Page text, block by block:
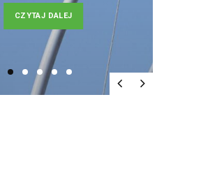
CZYTAJ DALEJ